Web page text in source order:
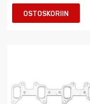
OSTOSKORIIN